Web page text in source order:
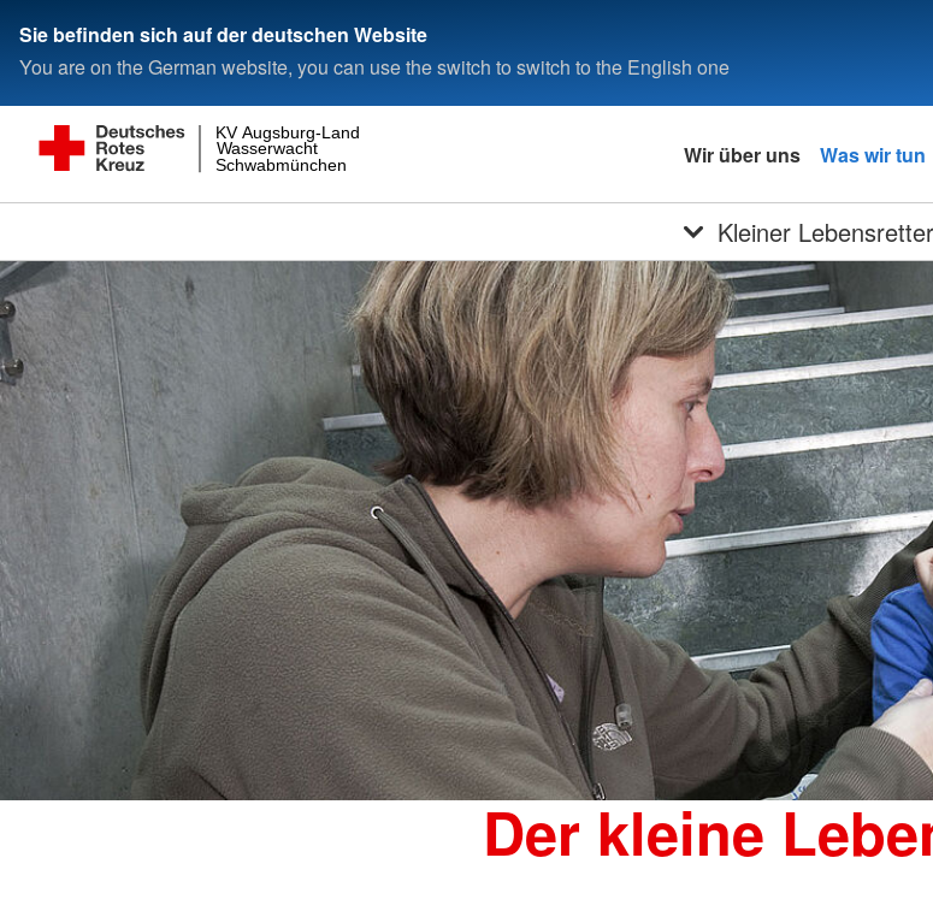
Sie befinden sich auf der deutschen Website
You are on the German website, you can use the switch to switch to the English one
Schwabmünchen
Wasserwacht
KV Augsburg-Land
Wir über uns Was wir tun
Kleiner Lebensretter
Der kleine